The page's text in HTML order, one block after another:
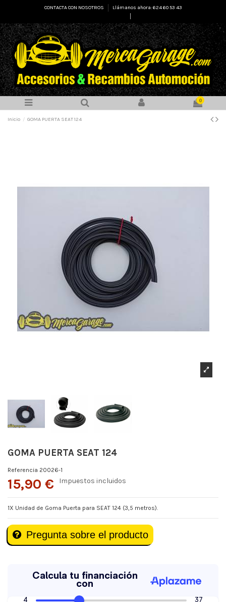
CONTACTA CON NOSOTROS
Llámanos ahora: 624 60 53 43
0
Inicio GOMA PUERTA SEAT 124
GOMA PUERTA SEAT 124
Referencia 20026-1
15,90 € Impuestos incluidos
1X Unidad de Goma Puerta para SEAT 124 (3,5 metros).
Pregunta sobre el producto